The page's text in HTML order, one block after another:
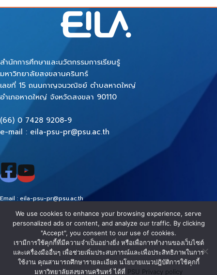
สำนักการศึกษาและนวัตกรรมการเรียนรู้
มหาวิทยาลัยสงขลานครินทร์
เลขที่ 15 ถนนกาญจนวณิชย์ ตำบลหาดใหญ่
อำเภอหาดใหญ่ จังหวัดสงขลา 90110
(66) 0 7428 9208-9
e-mail : eila-psu-pr@psu.ac.th
Email : eila-psu-pr@psu.ac.th
Youtube :https://www.youtube.com/EILAPSU
EILA PSU
- © All
Right
นโยบาย
คุกกี้
นโยบาย
คุ้มครอง
ข้อมูล
นโยบายการ
รักษาความ
มั่นคง
นโยบายเว็บไซต์
ของสำนักการ
ศึกษาและ
We use cookies to enhance your browsing experience, serve
personalized ads or content, and analyze our traffic. By clicking
"Accept", you consent to our use of cookies.
เรามีการใช้คุกกี้ที่มีความจำเป็นอย่างยิ่ง หรือเพื่อการทำงานของเว็บไซต์
และเครื่องมืออื่นๆ เพื่อช่วยเพิ่มประสบการณ์และเพื่อประสิทธิภาพในการ
ใช้งาน คุณสามารถศึกษารายละเอียด นโยบายแนวปฎิบัติการใช้คุกกี้
มหาวิทยาลัยสงขลานครินทร์ ได้ที่ PSU Privacy policy